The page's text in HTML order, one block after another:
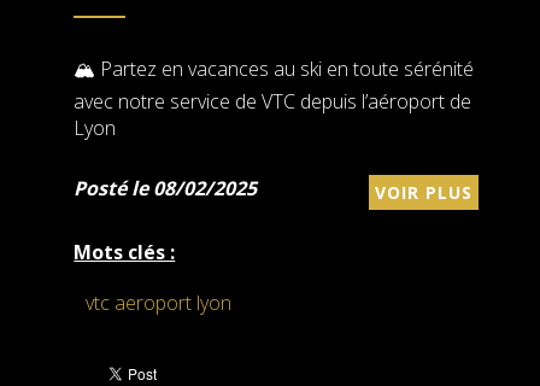
🏔️ Partez en vacances au ski en toute sérénité
avec notre service de VTC depuis l’aéroport de
Lyon
Posté le 08/02/2025 VOIR PLUS
Mots clés :
vtc aeroport lyon